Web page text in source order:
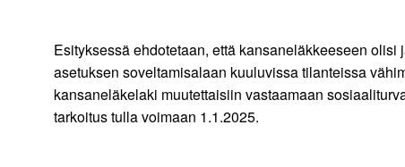
Esityksessä ehdotetaan, että kansaneläkkeeseen
asetuksen soveltamisalaan kuuluvissa tilanteissa
kansaneläkelaki muutettaisiin vastaamaan
tarkoitus tulla voimaan 1.1.2025.